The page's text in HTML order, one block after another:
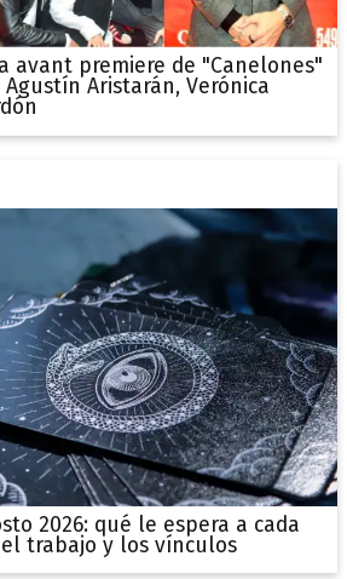
avant premiere de "Canelones"
Aristarán, Verónica
2026: qué le espera a cada
trabajo y los vínculos